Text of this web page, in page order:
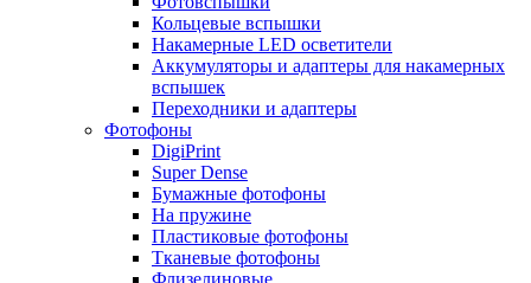
Кольцевые вспышки
Накамерные LED осветители
Аккумуляторы и адаптеры для накамерных
вспышек
Переходники и адаптеры
Фотофоны
DigiPrint
Super Dense
Бумажные фотофоны
На пружине
Пластиковые фотофоны
Тканевые фотофоны
Флизелиновые